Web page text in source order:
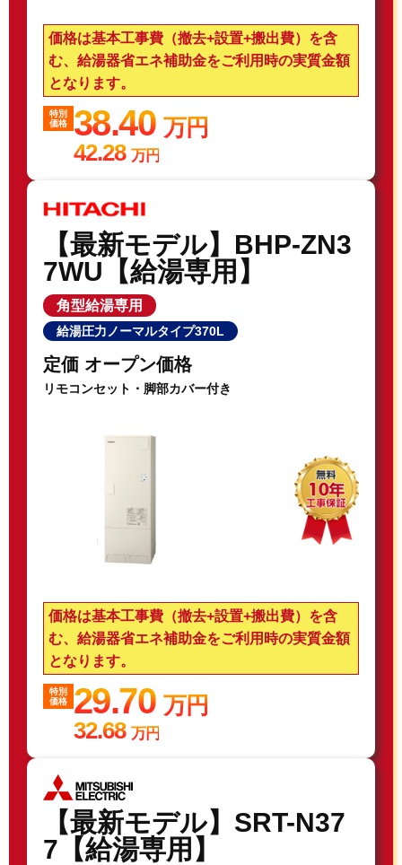
価格は基本工事費（撤去+設置+搬出費）を含
む、給湯器省エネ補助金をご利用時の実質金額
となります。
特別
価格
38.40万円
42.28 万円
【最新モデル】BHP-ZN3
7WU【給湯専用】
角型給湯専用
給湯圧力ノーマルタイプ370L
定価 オープン価格
リモコンセット・脚部カバー付き
価格は基本工事費（撤去+設置+搬出費）を含
む、給湯器省エネ補助金をご利用時の実質金額
となります。
特別
価格
29.70万円
32.68 万円
【最新モデル】SRT-N37
7【給湯専用】